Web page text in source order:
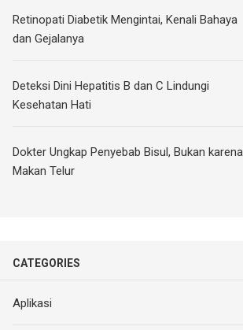
Retinopati Diabetik Mengintai, Kenali Bahaya
dan Gejalanya
Deteksi Dini Hepatitis B dan C Lindungi
Kesehatan Hati
Dokter Ungkap Penyebab Bisul, Bukan karena
Makan Telur
CATEGORIES
Aplikasi